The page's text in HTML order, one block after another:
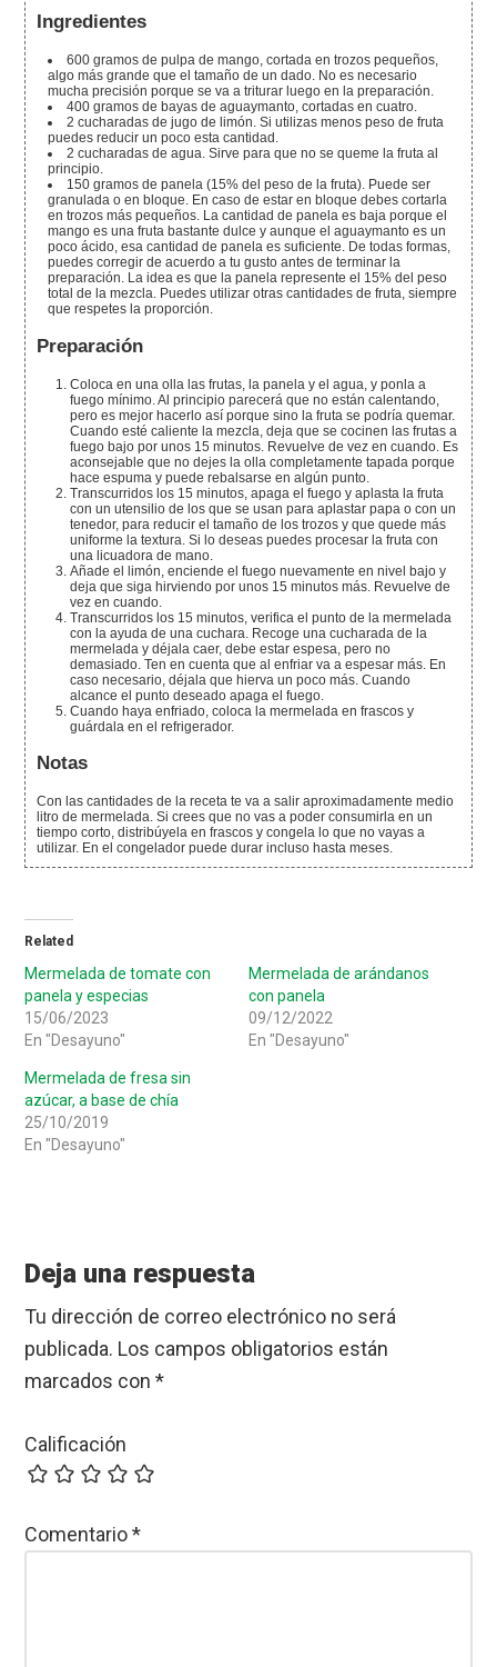
Ingredientes
600 gramos de pulpa de mango, cortada en trozos pequeños,
algo más grande que el tamaño de un dado. No es necesario
mucha precisión porque se va a triturar luego en la preparación.
400 gramos de bayas de aguaymanto, cortadas en cuatro.
2 cucharadas de jugo de limón.Si utilizas menos peso de fruta
puedes reducir un poco esta cantidad.
2 cucharadas de agua.Sirve para que no se queme la fruta al
principio.
150 gramos de panela (15% del peso de la fruta). Puede ser
granulada o en bloque. En caso de estar en bloque debes cortarla
en trozos más pequeños. La cantidad de panela es baja porque el
mango es una fruta bastante dulce y aunque el aguaymanto es un
poco ácido, esa cantidad de panela es suficiente. De todas formas,
puedes corregir de acuerdo a tu gusto antes de terminar la
preparación. La idea es que la panela represente el 15% del peso
total de la mezcla. Puedes utilizar otras cantidades de fruta, siempre
que respetes la proporción.
Preparación
Coloca en una olla las frutas, la panela y el agua, y ponla a
fuego mínimo. Al principio parecerá que no están calentando,
pero es mejor hacerlo así porque sino la fruta se podría quemar.
Cuando esté caliente la mezcla, deja que se cocinen las frutas a
fuego bajo por unos 15 minutos. Revuelve de vez en cuando. Es
aconsejable que no dejes la olla completamente tapada porque
hace espuma y puede rebalsarse en algún punto.
Transcurridos los 15 minutos, apaga el fuego y aplasta la fruta
con un utensilio de los que se usan para aplastar papa o con un
tenedor, para reducir el tamaño de los trozos y que quede más
uniforme la textura. Si lo deseas puedes procesar la fruta con
una licuadora de mano.
Añade el limón, enciende el fuego nuevamente en nivel bajo y
deja que siga hirviendo por unos 15 minutos más. Revuelve de
vez en cuando.
Transcurridos los 15 minutos, verifica el punto de la mermelada
con la ayuda de una cuchara. Recoge una cucharada de la
mermelada y déjala caer, debe estar espesa, pero no
demasiado. Ten en cuenta que al enfriar va a espesar más. En
caso necesario, déjala que hierva un poco más. Cuando
alcance el punto deseado apaga el fuego.
Cuando haya enfriado, coloca la mermelada en frascos y
guárdala en el refrigerador.
Notas
Con las cantidades de la receta te va a salir aproximadamente medio
litro de mermelada. Si crees que no vas a poder consumirla en un
tiempo corto, distribúyela en frascos y congela lo que no vayas a
utilizar. En el congelador puede durar incluso hasta meses.
Related
Mermelada de tomate con
panela y especias
15/06/2023
En "Desayuno"
Mermelada de arándanos
con panela
09/12/2022
En "Desayuno"
Mermelada de fresa sin
azúcar, a base de chía
25/10/2019
En "Desayuno"
Interactions
Deja una respuesta
Tu dirección de correo electrónico no será
publicada. Los campos obligatorios están
marcados con*
Calificación
Comentario*